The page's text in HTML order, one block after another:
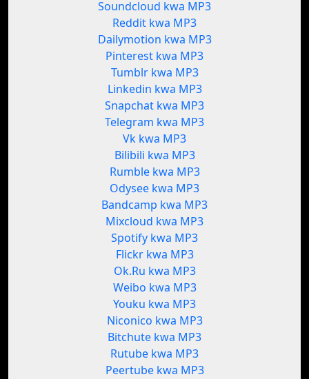
Soundcloud kwa MP3
Reddit kwa MP3
Dailymotion kwa MP3
Pinterest kwa MP3
Tumblr kwa MP3
Linkedin kwa MP3
Snapchat kwa MP3
Telegram kwa MP3
Vk kwa MP3
Bilibili kwa MP3
Rumble kwa MP3
Odysee kwa MP3
Bandcamp kwa MP3
Mixcloud kwa MP3
Spotify kwa MP3
Flickr kwa MP3
Ok.Ru kwa MP3
Weibo kwa MP3
Youku kwa MP3
Niconico kwa MP3
Bitchute kwa MP3
Rutube kwa MP3
Peertube kwa MP3